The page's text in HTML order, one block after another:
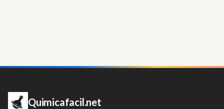
Quimicafacil.net